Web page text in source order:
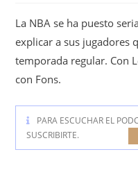
La NBA se ha puesto
explicar a sus jugadores
temporada regular. Con
con Fons.
PARA ESCUCHAR EL
SUSCRIBIRTE.